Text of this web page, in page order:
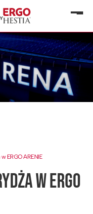
ERGO ARENIE
W ERGO